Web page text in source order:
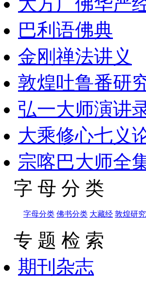
巴利语佛典
金刚禅法讲义
敦煌吐鲁番研
弘一大师演讲
大乘修心七义
宗喀巴大师全
字 母 分 类
字母分类 佛书分类 大藏经 敦煌研究
专 题 检 索
期刊杂志